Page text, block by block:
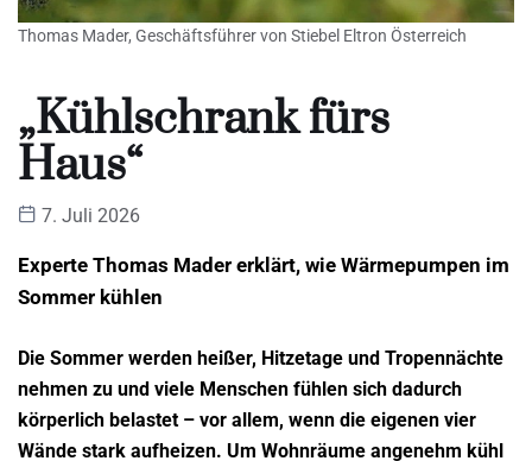
Thomas Mader, Geschäftsführer von Stiebel Eltron Österreich
„Kühlschrank fürs
Haus“
7. Juli 2026
Experte Thomas Mader erklärt, wie Wärmepumpen im
Sommer kühlen
Die Sommer werden heißer, Hitzetage und Tropennächte
nehmen zu und viele Menschen fühlen sich dadurch
körperlich belastet – vor allem, wenn die eigenen vier
Wände stark aufheizen. Um Wohnräume angenehm kühl